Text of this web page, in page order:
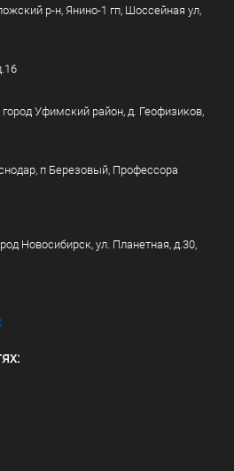
р-н, Янино-1 гп, Шоссейная ул,
Уфимский район, д. Геофизиков,
п Березовый, Профессора
Новосибирск, ул. Планетная, д.30,